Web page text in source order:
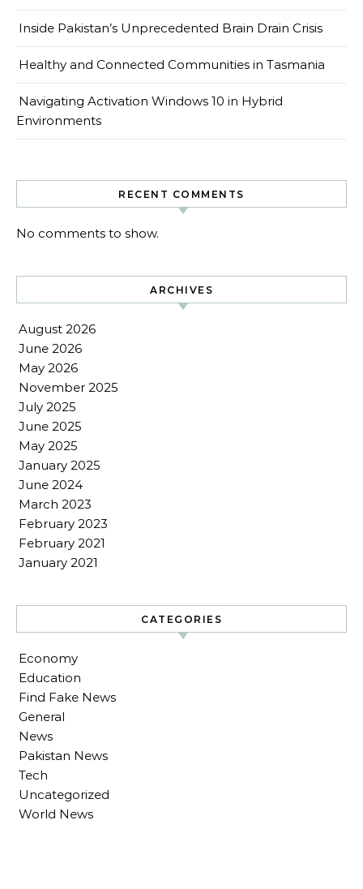
Inside Pakistan’s Unprecedented Brain Drain Crisis
Healthy and Connected Communities in Tasmania
Navigating Activation Windows 10 in Hybrid
Environments
RECENT COMMENTS
No comments to show.
ARCHIVES
August 2026
June 2026
May 2026
November 2025
July 2025
June 2025
May 2025
January 2025
June 2024
March 2023
February 2023
February 2021
January 2021
CATEGORIES
Economy
Education
Find Fake News
General
News
Pakistan News
Tech
Uncategorized
World News